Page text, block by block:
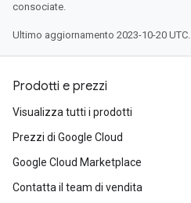
consociate.
Ultimo aggiornamento 2023-10-20 UTC.
Prodotti e prezzi
Visualizza tutti i prodotti
Prezzi di Google Cloud
Google Cloud Marketplace
Contatta il team di vendita